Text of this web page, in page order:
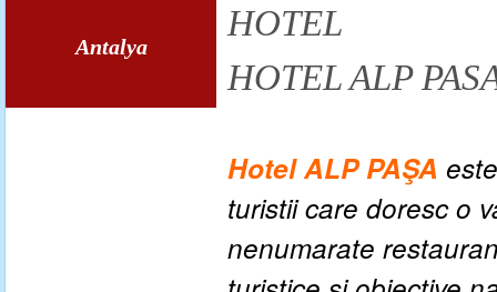
Antalya
HOTEL
HOTEL ALP
Hotel ALP PAŞA
turistii care doresc o
nenumarate